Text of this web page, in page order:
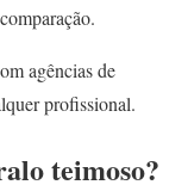
agências de
profissional.
teimoso?